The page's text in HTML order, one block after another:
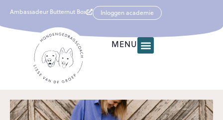
Ambassadeur Butternut Box Inloggen academie
MENU